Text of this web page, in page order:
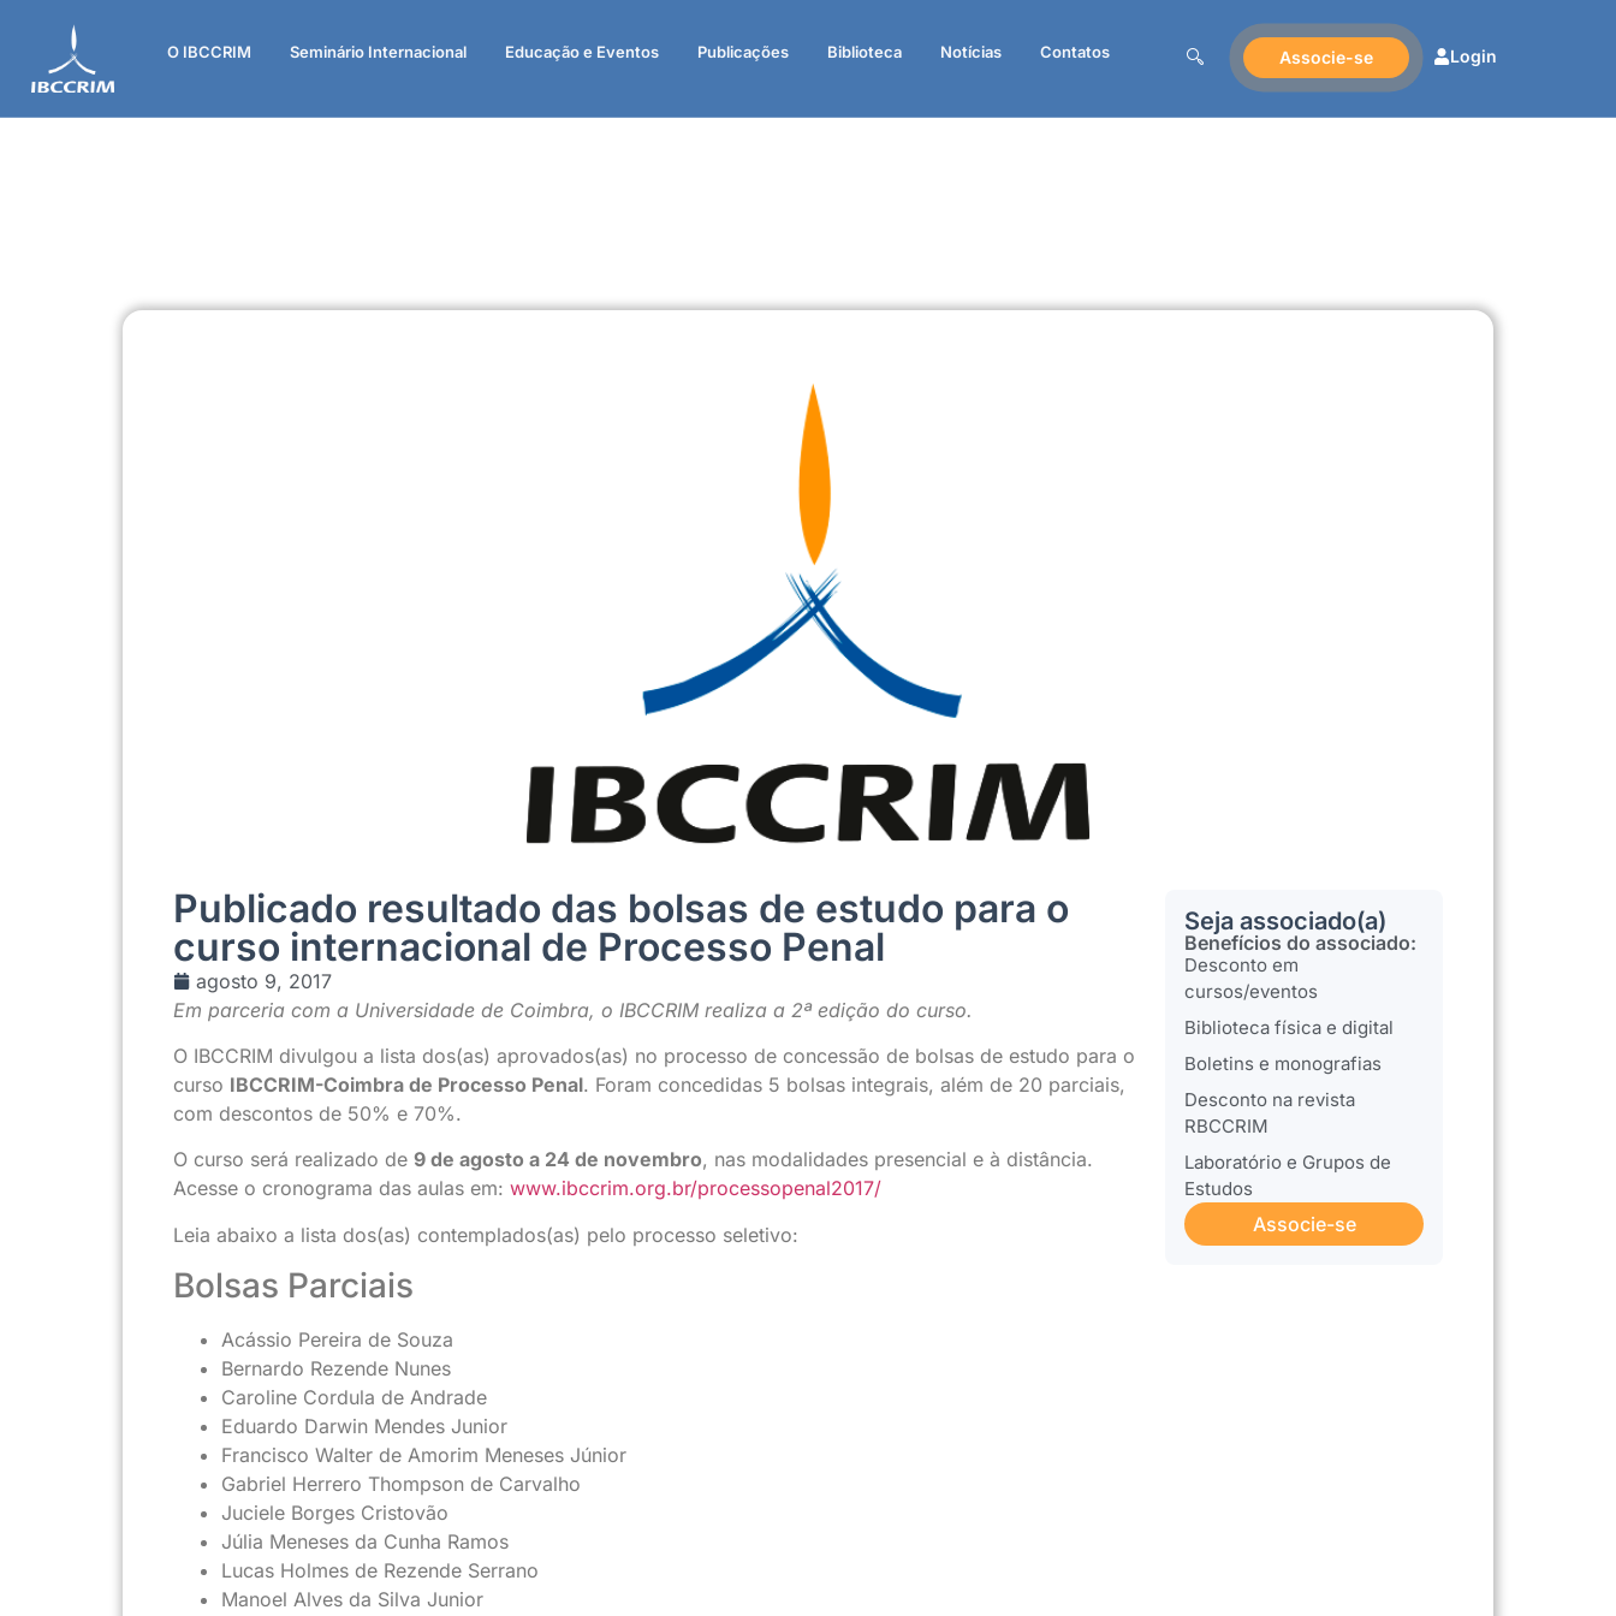
O IBCCRIM Seminário Internacional Educação e Eventos Publicações Biblioteca Notícias Contatos Associe-se Login
Publicado resultado das bolsas de estudo para o
curso internacional de Processo Penal
agosto 9, 2017
Em parceria com a Universidade de Coimbra, o IBCCRIM realiza a 2ª edição do curso.
O IBCCRIM divulgou a lista dos(as) aprovados(as) no processo de concessão de bolsas de estudo para o
curso IBCCRIM-Coimbra de Processo Penal. Foram concedidas 5 bolsas integrais, além de 20 parciais,
com descontos de 50% e 70%.
O curso será realizado de 9 de agosto a 24 de novembro, nas modalidades presencial e à distância.
Acesse o cronograma das aulas em: www.ibccrim.org.br/processopenal2017/
Leia abaixo a lista dos(as) contemplados(as) pelo processo seletivo:
Bolsas Parciais
Acássio Pereira de Souza
Bernardo Rezende Nunes
Caroline Cordula de Andrade
Eduardo Darwin Mendes Junior
Francisco Walter de Amorim Meneses Júnior
Gabriel Herrero Thompson de Carvalho
Juciele Borges Cristovão
Júlia Meneses da Cunha Ramos
Lucas Holmes de Rezende Serrano
Manoel Alves da Silva Junior
Seja associado(a)
Benefícios do associado:
Desconto em
cursos/eventos
Biblioteca física e digital
Boletins e monografias
Desconto na revista
RBCCRIM
Laboratório e Grupos de
Estudos
Associe-se